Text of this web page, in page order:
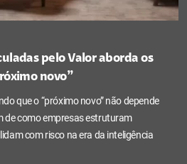
pelo Valor aborda os
novo”
que o “próximo novo” não depende
de como empresas estruturam
com risco na era da inteligência